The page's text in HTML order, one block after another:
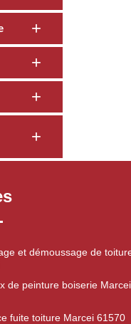
et démoussage de
de peinture boiserie Marcei
fuite toiture Marcei 61570